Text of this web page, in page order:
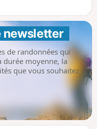
passages ombragés
le long du
newsletter
de randonnées qui
durée moyenne, la
que vous souhaitez